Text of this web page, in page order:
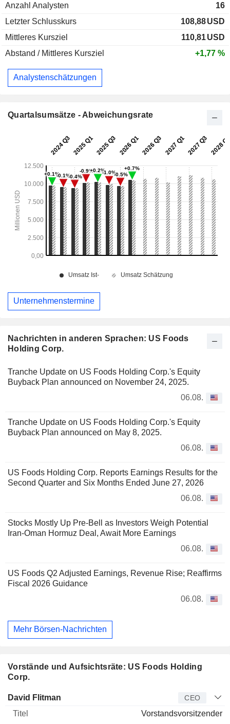
Nachrichten in anderen Sprachen: US Foods
Holding Corp.
Tranche Update on US Foods Holding Corp.'s Equity
Buyback Plan announced on November 24, 2025.
06.08.
Tranche Update on US Foods Holding Corp.'s Equity
Buyback Plan announced on May 8, 2025.
06.08.
US Foods Holding Corp. Reports Earnings Results for the
Second Quarter and Six Months Ended June 27, 2026
06.08.
Stocks Mostly Up Pre-Bell as Investors Weigh Potential
Iran-Oman Hormuz Deal, Await More Earnings
06.08.
US Foods Q2 Adjusted Earnings, Revenue Rise; Reaffirms
Fiscal 2026 Guidance
06.08.
Mehr Börsen-Nachrichten
Vorstände und Aufsichtsräte: US Foods Holding
Corp.
Manager Titel
David Flitman CEO
Vorstandsvorsitzender
Anzahl Analysten
16
Letzter Schlusskurs
108,88USD
Mittleres Kursziel
110,81USD
Abstand / Mittleres Kursziel
+1,77 %
Analystenschätzungen
Quartalsumsätze - Abweichungsrate
Unternehmenstermine